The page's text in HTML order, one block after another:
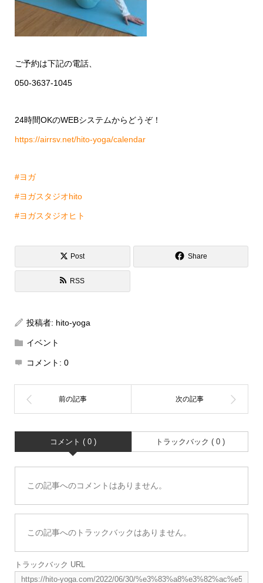
ご予約は下記の電話、
050-3637-1045
24時間OKのWEBシステムからどうぞ！
https://airrsv.net/hito-yoga/calendar
#ヨガ
#ヨガスタジオhito
#ヨガスタジオヒト
Post Share
RSS
投稿者: hito-yoga
イベント
コメント: 0
コメント ( 0 ) トラックバック ( 0 )
この記事へのコメントはありません。
この記事へのトラックバックはありません。
トラックバック URL